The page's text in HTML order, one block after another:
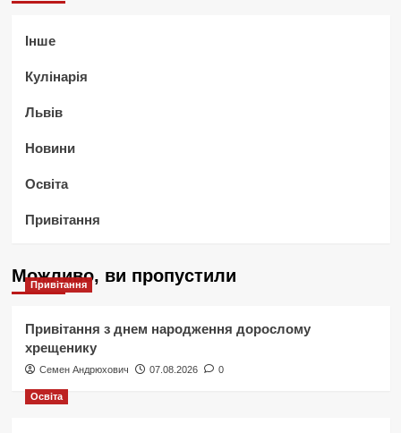
Інше
Кулінарія
Львів
Новини
Освіта
Привітання
Можливо, ви пропустили
Привітання
Привітання з днем народження дорослому
хрещенику
Семен Андрюхович 07.08.2026 0
Освіта